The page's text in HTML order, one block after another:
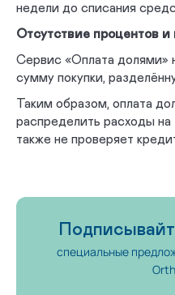
недели до списания
Отсутствие процентов
Сервис «Оплата долями»
сумму покупки,
Таким образом, оплата
распределить расходы
также не проверяет
специальные